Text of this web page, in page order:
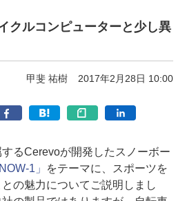
クルコンピューターと少し異
甲斐 祐樹 2017年2月28日 10:00
るCerevoが開発したスノーボー
1」
をテーマに、スポーツを
の魅力についてご説明しまし